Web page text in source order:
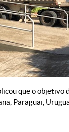
que o objetivo
Paraguai,